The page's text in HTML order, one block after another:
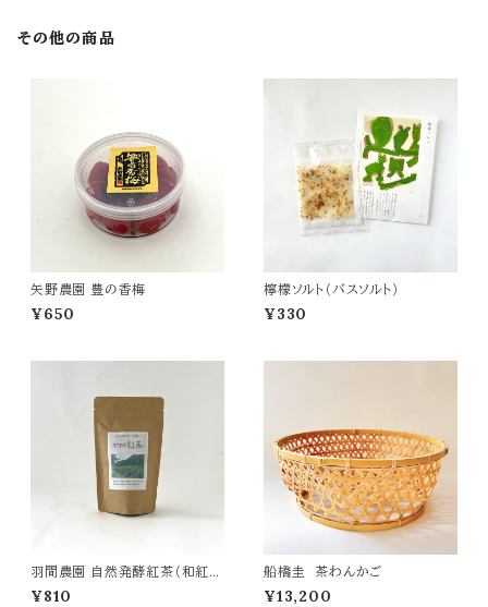
その他の商品
矢野農園 豊の香梅
¥650
檸檬ソルト（バスソルト）
¥330
羽間農園 自然発酵紅茶（和紅
茶）
¥810
船橋圭 茶わんかご
¥13,200